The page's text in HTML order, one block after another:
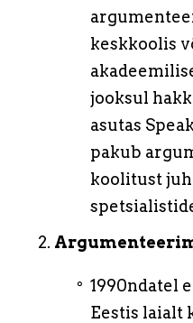
keskkoolis
jooksul
asutas
pakub
koolitust
1990ndatel
Eestis laialt